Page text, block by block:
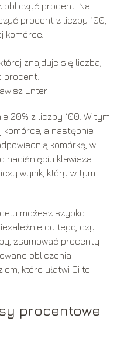
procent. Na
procent z liczby 100,
komórce.
znajduje się liczba,
procent.
Enter.
20% z liczby 100. W tym
komórce, a następnie
komórkę, w
naciśnięciu klawisza
wynik, który w tym
możesz szybko i
od tego, czy
zsumować procenty
obliczenia
które ułatwi Ci to
procentowe